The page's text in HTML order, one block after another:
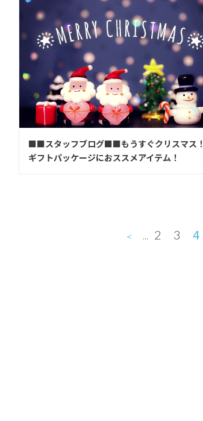
■■スタッフブログ■■もうすぐクリスマス！
ギフトパッケージにおススメアイテム！
＜ ... 2 3 4